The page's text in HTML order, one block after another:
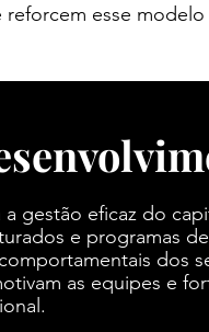
esse
gestão eficaz do
e programas
dos
as equipes e